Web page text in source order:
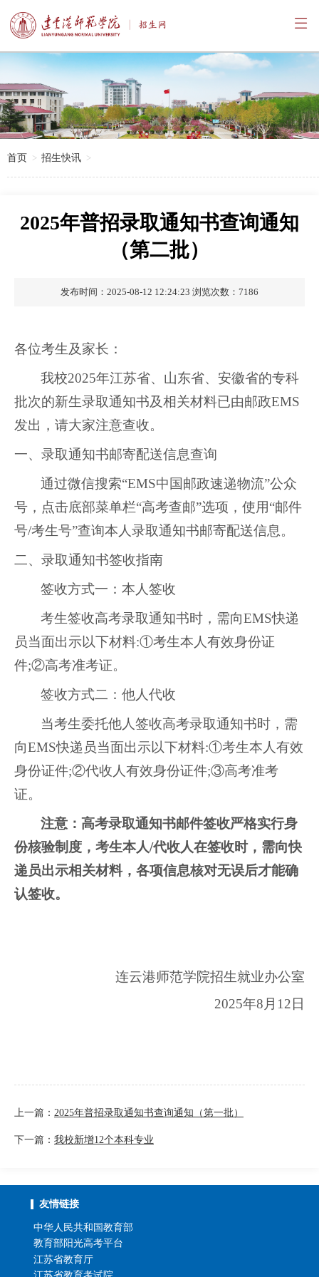

首页 招生快讯
2025年普招录取通知书查询通知
（第二批）
发布时间：2025-08-12 12:24:23 浏览次数：7186
各位考生及家长：
我校2025年江苏省、山东省、安徽省的专科
批次的新生录取通知书及相关材料已由邮政EMS
发出，请大家注意查收。
一、录取通知书邮寄配送信息查询
通过微信搜索“EMS中国邮政速递物流”公众
号，点击底部菜单栏“高考查邮”选项，使用“邮件
号/考生号”查询本人录取通知书邮寄配送信息。
二、录取通知书签收指南
签收方式一：本人签收
考生签收高考录取通知书时，需向EMS快递
员当面出示以下材料:①考生本人有效身份证
件;②高考准考证。
签收方式二：他人代收
当考生委托他人签收高考录取通知书时，需
向EMS快递员当面出示以下材料:①考生本人有效
身份证件;②代收人有效身份证件;③高考准考
证。
注意：高考录取通知书邮件签收严格实行身
份核验制度，考生本人/代收人在签收时，需向快
递员出示相关材料，各项信息核对无误后才能确
认签收。
连云港师范学院招生就业办公室
2025年8月12日
上一篇： 2025年普招录取通知书查询通知（第一批）
下一篇： 我校新增12个本科专业
友情链接
中华人民共和国教育部
教育部阳光高考平台
江苏省教育厅